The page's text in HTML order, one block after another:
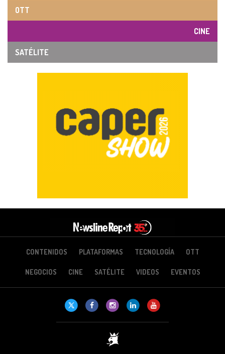
OTT
CINE
SATÉLITE
CONTENIDOS PLATAFORMAS TECNOLOGÍA OTT
NEGOCIOS CINE SATÉLITE VIDEOS EVENTOS